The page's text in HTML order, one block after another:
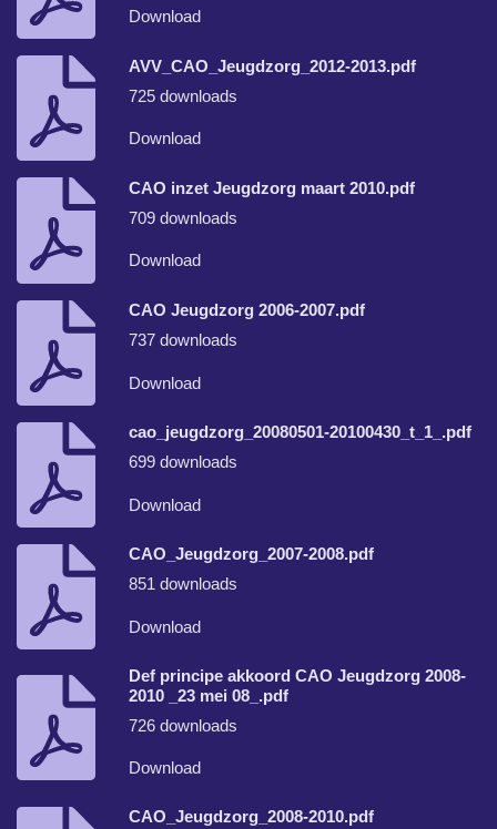
Download
AVV_CAO_Jeugdzorg_2012-2013.pdf
725 downloads
Download
CAO inzet Jeugdzorg maart 2010.pdf
709 downloads
Download
CAO Jeugdzorg 2006-2007.pdf
737 downloads
Download
cao_jeugdzorg_20080501-20100430_t_1_.pdf
699 downloads
Download
CAO_Jeugdzorg_2007-2008.pdf
851 downloads
Download
Def principe akkoord CAO Jeugdzorg 2008-
2010 _23 mei 08_.pdf
726 downloads
Download
CAO_Jeugdzorg_2008-2010.pdf